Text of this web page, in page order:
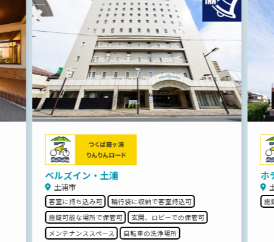
ベルズイン・土浦
土浦市
客室に持ち込み可
輪行袋に収納で客室持込可
施錠可能な場所で保管可
玄関、ロビーでの保管可
メンテナンススペース
自転車の洗浄場所
ホ
施